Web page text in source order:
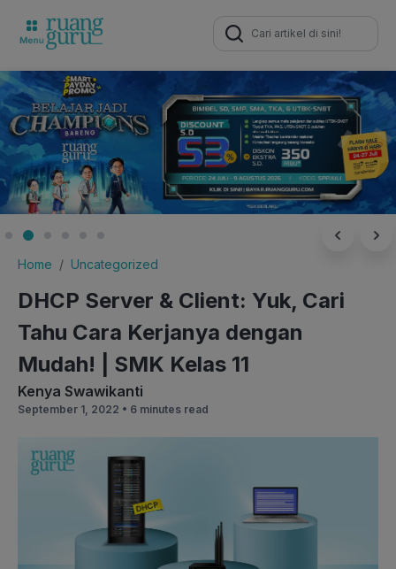
Search
for:
Home Uncategorized
DHCP Server & Client: Yuk, Cari
Tahu Cara Kerjanya dengan
Mudah! | SMK Kelas 11
Kenya Swawikanti
September 1, 2022 • 6 minutes read